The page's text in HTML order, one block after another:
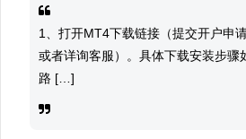
1、打开MT4下载链接（提交开户申
或者详询客服）。具体下载安装步骤
路 […]